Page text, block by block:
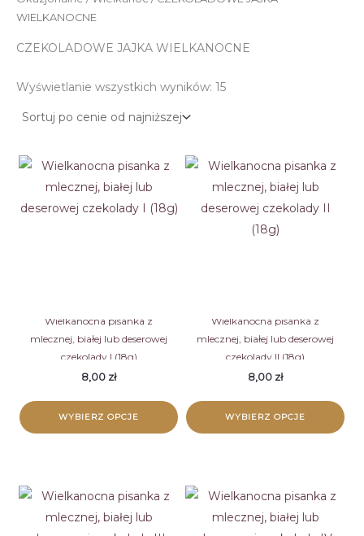
WIELKANOCNE
CZEKOLADOWE JAJKA WIELKANOCNE
Wyświetlanie wszystkich wyników: 15Posortowane
Wielkanocna pisanka z
mlecznej, białej lub deserowej
czekolady I (18g)
8,00 zł
WYBIERZ OPCJE
ma
wiele
Wielkanocna pisanka z
mlecznej, białej lub deserowej
czekolady II (18g)
8,00 zł
WYBIERZ OPCJE
ma
wiele